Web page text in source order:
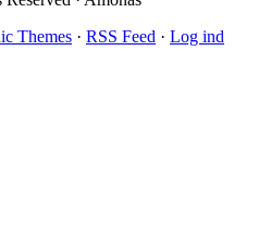
Themes · RSS Feed · Log ind